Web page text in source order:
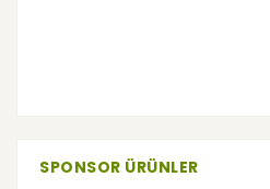
SPONSOR ÜRÜNLER